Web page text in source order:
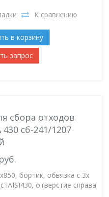
К сравнению
в корзину
запрос
сбора отходов
430 сб-241/1207
бортик, обвязка с 3х
отверстие справа